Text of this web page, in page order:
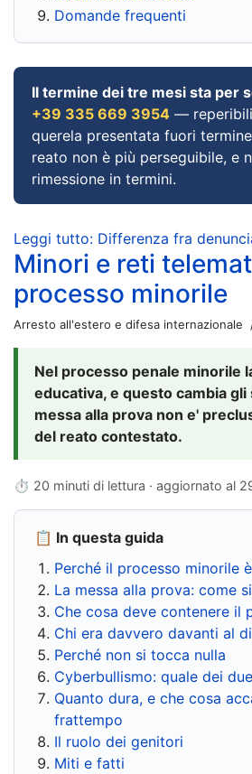
Domande frequenti
Il termine dei tre mesi sta per
+39 335 669 3954 —
querela presentata fuori
reato non è più perseguibile, e
rimessione in termini.
Leggi tutto: Differenza fra
Minori e reti
processo minorile
Arresto all'estero e difesa internazionale
Nel processo penale minorile
educativa, e questo cambia
messa alla prova non e'
del reato contestato.
⏱ 20 minuti di lettura · aggiornato al
📋 In questa guida
Perché il processo minorile
La messa alla prova: come
Che cosa deve contenere il
Chi era davvero davanti al
Perché non si tocca nulla
Cyberbullismo: quale dei
Quanto dura, e che cosa
frattempo
Il ruolo dei genitori
Miti e fatti